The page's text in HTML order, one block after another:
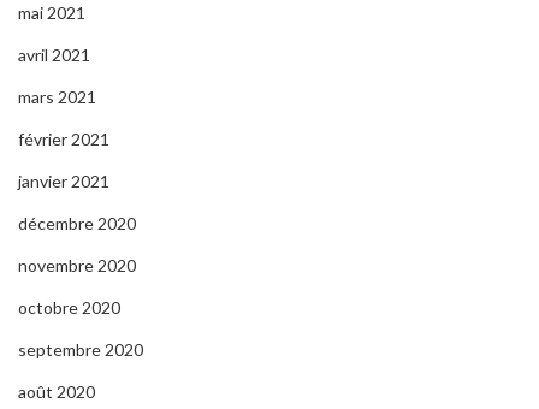
mai 2021
avril 2021
mars 2021
février 2021
janvier 2021
décembre 2020
novembre 2020
octobre 2020
septembre 2020
août 2020